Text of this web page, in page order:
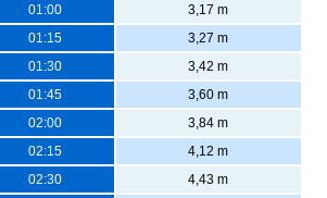
01:00
3,17 m
01:15
3,27 m
01:30
3,42 m
01:45
3,60 m
02:00
3,84 m
02:15
4,12 m
02:30
4,43 m